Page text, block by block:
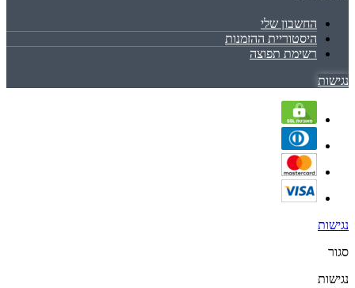
החשבון שלי
היסטוריית ההזמנות
רשימת תפוצה
נגישות
נגישות
סגור
נגישות